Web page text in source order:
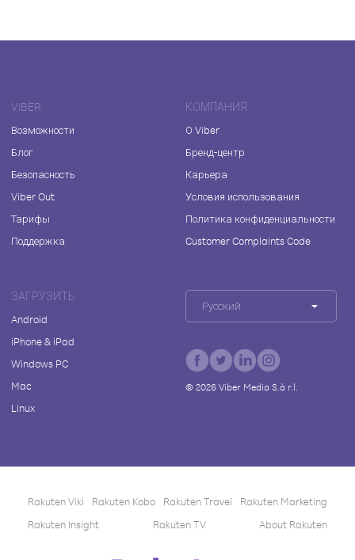
VIBER
Возможности
Блог
Безопасность
Viber Out
Тарифы
Поддержка
КОМПАНИЯ
О Viber
Бренд-центр
Карьера
Условия использования
Политика конфиденциальности
Customer Complaints Code
ЗАГРУЗИТЬ
Android
iPhone & iPad
Windows PC
Mac
Linux
Русский
© 2026Viber Media S.à r.l.
Rakuten Viki Rakuten Kobo Rakuten Travel
Rakuten Marketing
Rakuten Insight
Rakuten TV About Rakuten